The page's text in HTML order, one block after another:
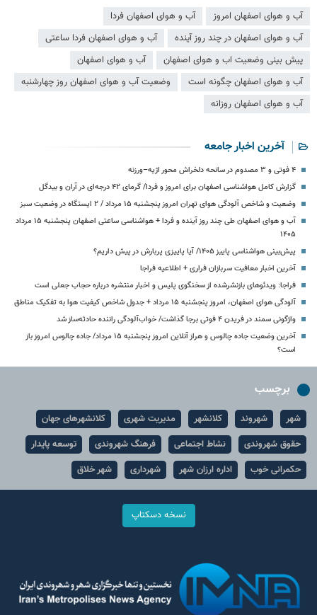
آب و هوای اصفهان امروز
آب و هوای اصفهان فردا
آب و هوای اصفهان در چند روز آینده
آب و هوای اصفهان فردا ساعتی
پیش بینی وضعیت اب و هوای اصفهان
آب و هوای اصفهان
آب و هوای اصفهان چگونه است
وضعیت آب و هوای اصفهان روز چهارشنبه
آب و هوای اصفهان روزانه
آخرین اخبار جامعه
۴ فوتی و ۳ مصدوم در سانحه دلخراش محور اژیه–ورزنه
گزارش کامل هواشناسی اصفهان برای امروز و فردا/ گرمای ۴۲ درجه‌ای در آران و بیدگل
وضعیت و شاخص آلودگی هوای تهران امروز پنجشنبه ۱۵ مرداد / ۲ ایستگاه در وضعیت سبز
آب و هوای اصفهان طی چند روز آینده و فردا + هواشناسی ساعتی اصفهان پنجشنبه ۱۵ مرداد
۱۴۰۵
پیش‌بینی هواشناسی پاییز ۱۴۰۵/ آیا پاییزی پربارش در پیش داریم؟
آخرین اخبار معافیت سربازان فراری + اطلاعیه فراجا
فراجا: ویدئوهای بازنشرشده از سخنگوی پلیس و اخبار منتشره درباره حجاب جعلی است
آلودگی هوای اصفهان، امروز پنجشنبه ۱۵ مرداد + جدول شاخص کیفیت هوا به تفکیک مناطق
واژگونی سمند در فریدن ۴ فوتی برجا گذاشت/ خواب‌آلودگی راننده حادثه‌ساز شد
آخرین وضعیت جاده چالوس و هراز آنلاین امروز پنجشنبه ۱۵ مرداد/ جاده چالوس امروز باز
است؟
برچسب
شهر شهروند کلانشهر مدیریت شهری
کلانشهرهای جهان
حقوق شهروندی
نشاط اجتماعی فرهنگ شهروندی
توسعه پایدار
حکمرانی خوب
اداره ارزان شهر شهرداری شهر خلاق
نسخه دسکتاپ